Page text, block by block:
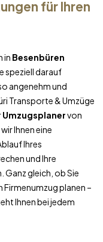
für Ihren
in Besenbüren
speziell darauf
angenehm und
Transporte & Umzüge
Umzugsplanervon
Ihnen eine
Ihres
und Ihre
Ganz gleich, ob Sie
Firmenumzug planen –
Ihnen bei jedem